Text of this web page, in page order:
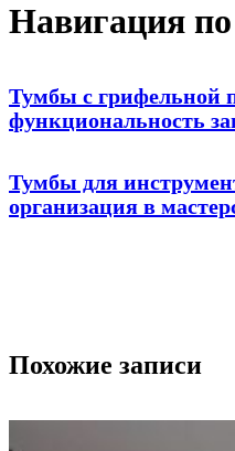
Навигация
Тумбы с грифельной
функциональность
Тумбы для
организация в
Похожие записи